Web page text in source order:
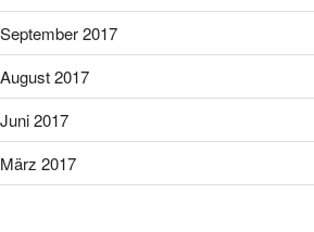
September 2017
August 2017
Juni 2017
März 2017